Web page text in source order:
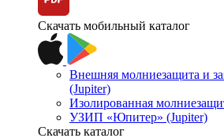
Скачать мобильный каталог
Внешняя молниезащита и
(Jupiter)
Изолированная
УЗИП «Юпитер» (Jupiter)
Скачать каталог